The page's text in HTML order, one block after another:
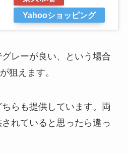
Yahooショッピング
レーが良い、という場合
狙えます。
らも提供しています。両
れていると思ったら違っ